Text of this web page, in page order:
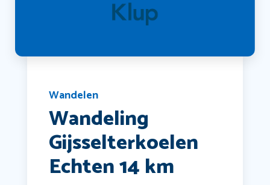
Wandelen
Wandeling
Gijsselterkoelen
Echten 14 km